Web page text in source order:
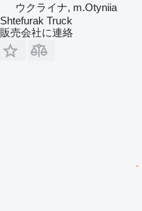
ウクライナ, m.Otyniia
Shtefurak Truck
販売会社に連絡